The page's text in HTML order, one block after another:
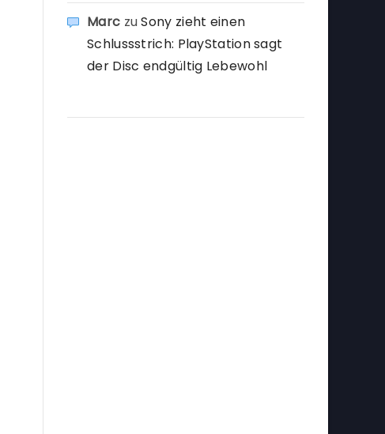
Marc zuSony zieht einen
Schlussstrich: PlayStation sagt
der Disc endgültig Lebewohl